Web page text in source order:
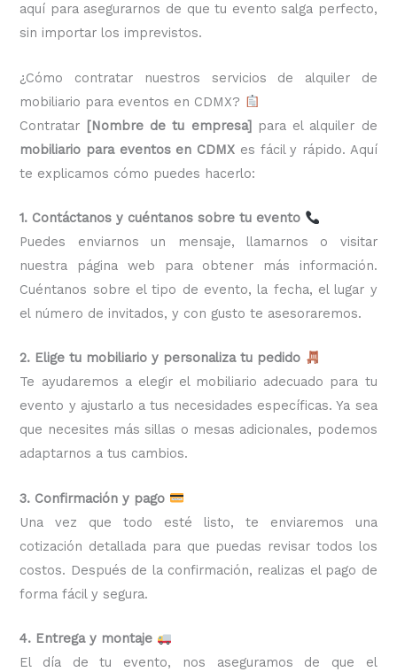
aquí para asegurarnos de que tu evento salga perfecto,
sin importar los imprevistos.
¿Cómo contratar nuestros servicios de alquiler de
mobiliario para eventos en CDMX?
Contratar [Nombre de tu empresa]para el alquiler de
mobiliario para eventos en CDMX es fácil y rápido. Aquí
te explicamos cómo puedes hacerlo:
1. Contáctanos y cuéntanos sobre tu evento
Puedes enviarnos un mensaje, llamarnos o visitar
nuestra página web para obtener más información.
Cuéntanos sobre el tipo de evento, la fecha, el lugar y
el número de invitados, y con gusto te asesoraremos.
2. Elige tu mobiliario y personaliza tu pedido
Te ayudaremos a elegir el mobiliario adecuado para tu
evento y ajustarlo a tus necesidades específicas. Ya sea
que necesites más sillas o mesas adicionales, podemos
adaptarnos a tus cambios.
3. Confirmación y pago
Una vez que todo esté listo, te enviaremos una
cotización detallada para que puedas revisar todos los
costos. Después de la confirmación, realizas el pago de
forma fácil y segura.
4. Entrega y montaje
El día de tu evento, nos aseguramos de que el